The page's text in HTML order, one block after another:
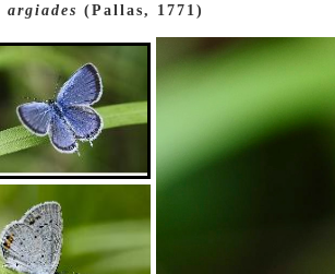
argiades (Pallas, 1771)